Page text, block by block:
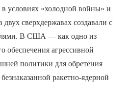
«холодной войны» и
сверхдержавах создавали с
В США — как одно из
обеспечения агрессивной
политики для обретения
ракетно-ядерной